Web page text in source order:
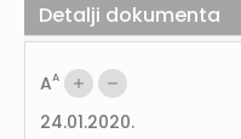
AA
24.01.2020.
Detalji dokumenta